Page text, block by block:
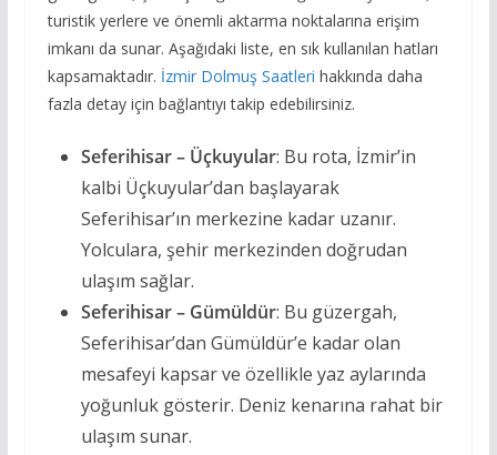
turistik yerlere ve önemli aktarma noktalarına erişim
imkanı da sunar. Aşağıdaki liste, en sık kullanılan hatları
kapsamaktadır. İzmir Dolmuş Saatleri hakkında daha
fazla detay için bağlantıyı takip edebilirsiniz.
Seferihisar – Üçkuyular: Bu rota, İzmir’in
kalbi Üçkuyular’dan başlayarak
Seferihisar’ın merkezine kadar uzanır.
Yolculara, şehir merkezinden doğrudan
ulaşım sağlar.
Seferihisar – Gümüldür: Bu güzergah,
Seferihisar’dan Gümüldür’e kadar olan
mesafeyi kapsar ve özellikle yaz aylarında
yoğunluk gösterir. Deniz kenarına rahat bir
ulaşım sunar.